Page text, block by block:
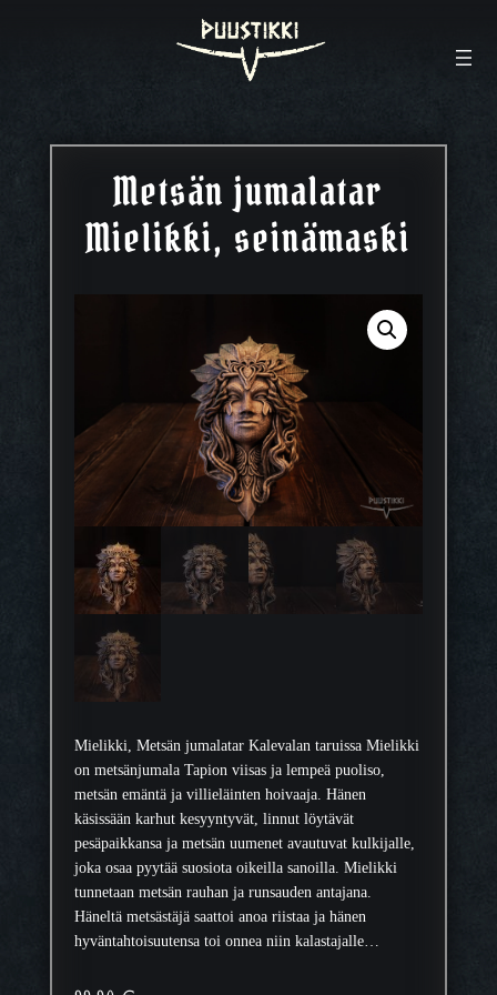
Metsän jumalatar
Mielikki, seinämaski
Mielikki, Metsän jumalatar Kalevalan taruissa Mielikki
on metsänjumala Tapion viisas ja lempeä puoliso,
metsän emäntä ja villieläinten hoivaaja. Hänen
käsissään karhut kesyyntyvät, linnut löytävät
pesäpaikkansa ja metsän uumenet avautuvat kulkijalle,
joka osaa pyytää suosiota oikeilla sanoilla. Mielikki
tunnetaan metsän rauhan ja runsauden antajana.
Häneltä metsästäjä saattoi anoa riistaa ja hänen
hyväntahtoisuutensa toi onnea niin kalastajalle…